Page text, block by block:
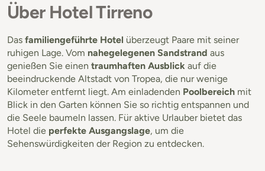
Über Hotel Tirreno
Das familiengeführte Hotel überzeugt Paare mit seiner
ruhigen Lage. Vom nahegelegenen Sandstrand aus
genießen Sie einen traumhaften Ausblick auf die
beeindruckende Altstadt von Tropea, die nur wenige
Kilometer entfernt liegt. Am einladenden Poolbereich mit
Blick in den Garten können Sie so richtig entspannen und
die Seele baumeln lassen. Für aktive Urlauber bietet das
Hotel die perfekte Ausgangslage, um die
Sehenswürdigkeiten der Region zu entdecken.